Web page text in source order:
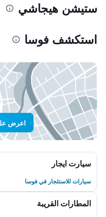
ستيشن هيجاشي
استكشف فوسا
اعرض
سيارت ايجار
سيارات للاستئجار في فوسا
المطارات القريبة